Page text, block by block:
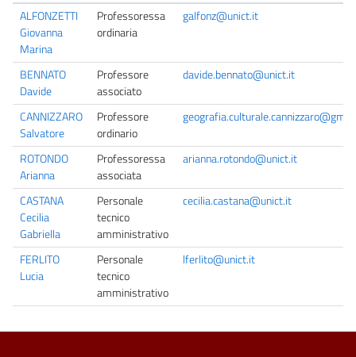
ALFONZETTI
Giovanna
Marina
Professoressa
ordinaria
galfonz@unict.it
BENNATO
Davide
Professore
associato
davide.bennato@unict.it
CANNIZZARO
Salvatore
Professore
ordinario
ROTONDO
Arianna
Professoressa
associata
arianna.rotondo@unict.it
CASTANA
Cecilia
Gabriella
Personale
tecnico
amministrativo
cecilia.castana@unict.it
FERLITO
Lucia
Personale
tecnico
amministrativo
lferlito@unict.it